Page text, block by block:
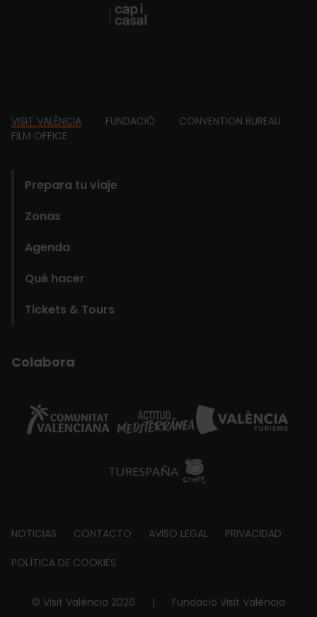
Footer
VISIT VALÈNCIA FUNDACIÓ
CONVENTION BUREAU
FILM OFFICE
Prepara tu viaje
Zonas
Agenda
Qué hacer
Tickets & Tours
Colabora
Footer
about
NOTICIAS CONTACTO AVISO LEGAL PRIVACIDAD
POLÍTICA DE COOKIES
© Visit València 2026 | Fundació Visit València